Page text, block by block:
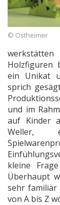
© Ostheimer
Holzfiguren
ein Unikat
sprich
und im
auf Kinder
Weller,
kleine
Überhaupt
sehr
von A bis Z